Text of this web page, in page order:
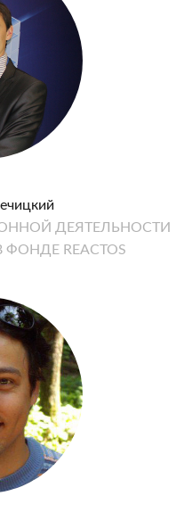
ДЕЯТЕЛЬНОСТИ
REACTOS